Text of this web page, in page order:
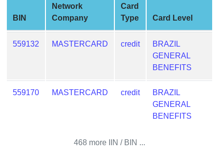
Generator
Generate
Credit
BIN
Credit
BIN
Network
Company
Card
Type
Card Level
559132 MASTERCARD credit
BRAZIL
GENERAL
BENEFITS
559170 MASTERCARD credit
BRAZIL
GENERAL
BENEFITS
468 more IIN / BIN ...